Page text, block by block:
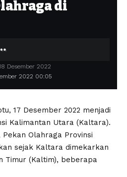
di
2022 00:05
Desember 2022
17 Desember 2022 menjadi
Kalimantan Utara (Kaltara).
Olahraga Provinsi
sejak Kaltara dimekarkan
Timur (Kaltim), beberapa